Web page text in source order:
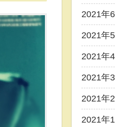
2021年
2021年
2021年
2021年
2021年
2021年